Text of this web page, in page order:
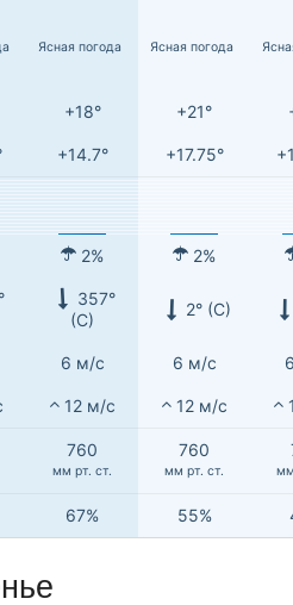
Ясная погода Ясная погода
+18° +21°
+14.7° +17.75°
2% 2%
357°
(С)
2° (С)
6 м/с 6 м/с
12 м/с 12 м/с
760
мм рт. ст.
760
мм рт. ст.
67% 55%